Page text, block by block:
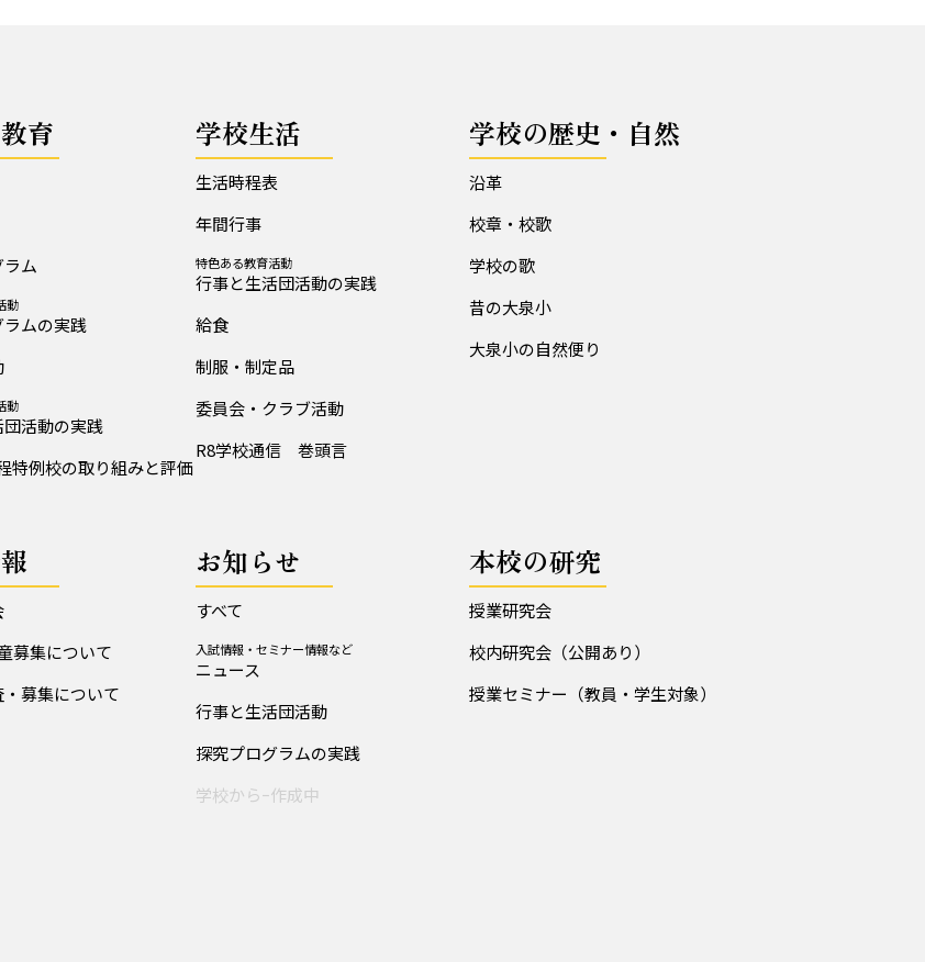
育
ム
動
ムの実践
動
活動の実践
特例校の取り組みと評価
学校生活
生活時程表
年間行事
特色ある教育活動
行事と生活団活動の実践
給食
制服・制定品
委員会・クラブ活動
R8学校通信 巻頭言
学校の歴史・自然
沿革
校章・校歌
学校の歌
昔の大泉小
大泉小の自然便り
募集について
募集について
お知らせ
すべて
入試情報・セミナー情報など
ニュース
行事と生活団活動
探究プログラムの実践
学校からｰ作成中
本校の研究
授業研究会
校内研究会（公開あり）
授業セミナー（教員・学生対象）